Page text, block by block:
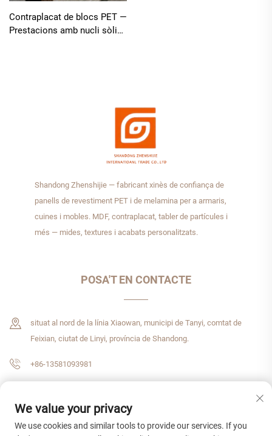
Contraplacat de blocs PET —
Prestacions amb nucli sòlid i
Shandong Zhenshijie — fabricant xinès de confiança de
panells de revestiment PET i de melamina per a armaris,
cuines i mobles. MDF, contraplacat, tabler de partícules i
més — mides, textures i acabats personalitzats.
POSA'T EN CONTACTE
situat al nord de la línia Xiaowan, municipi de Tanyi, comtat de
Feixian, ciutat de Linyi, província de Shandong.
+86-13581093981
We value your privacy
We use cookies and similar tools to provide our services. If you